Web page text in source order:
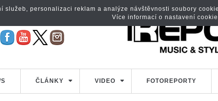
ČLÁNKY VIDEO FOTOREPORTY
služeb, personalizaci reklam a analýze návštěvnosti soubory
Více informací o nastavení